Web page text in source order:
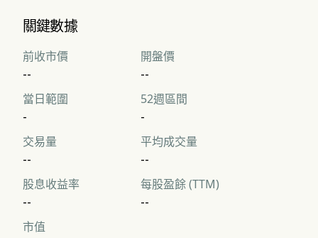
關鍵數據
前收市價
--
開盤價
--
當日範圍
-
52週區間
-
交易量
--
平均成交量
--
股息收益率
--
每股盈餘 (TTM)
--
市值